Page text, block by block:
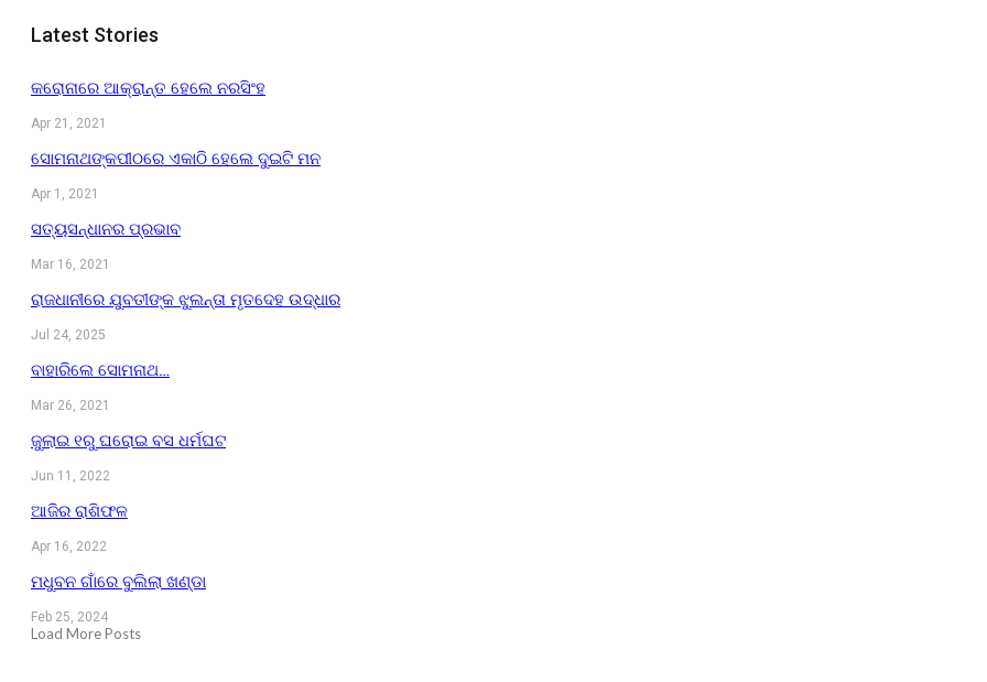
Latest Stories
କରୋନାରେ ଆକ୍ରାନ୍ତ ହେଲେ ନରସିଂହ
Apr 21, 2021
ସୋମନାଥଙ୍କପୀଠରେ ଏକାଠି ହେଲେ ଦୁଇଟି ମନ
Apr 1, 2021
ସତ୍ୟସନ୍ଧାନର ପ୍ରଭାବ
Mar 16, 2021
ରାଜଧାନୀରେ ଯୁବତୀଙ୍କ ଝୁଲନ୍ତା ମୃତଦେହ ଉଦ୍ଧାର
Jul 24, 2025
ବାହାରିଲେ ସୋମନାଥ…
Mar 26, 2021
ଜୁଲାଇ ୧ରୁ ଘରୋଇ ବସ ଧର୍ମଘଟ
Jun 11, 2022
ଆଜିର ରାଶିଫଳ
Apr 16, 2022
ମଧୁବନ ଗାଁରେ ବୁଲିଲା ଖଣ୍ଡା
Feb 25, 2024
Load More Posts